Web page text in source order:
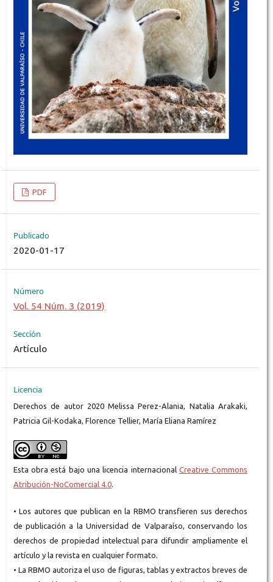
PDF
Publicado
2020-01-17
Número
Vol. 54 Núm. 3 (2019)
Sección
Artículo
Licencia
Derechos de autor 2020 Melissa Perez-Alania, Natalia Arakaki,
Patricia Gil-Kodaka, Florence Tellier, María Eliana Ramírez
Esta obra está bajo una licencia internacional Creative Commons
Atribución-NoComercial 4.0.
• Los autores que publican en la RBMO transfieren sus derechos
de publicación a la Universidad de Valparaíso, conservando los
derechos de propiedad intelectual para difundir ampliamente el
artículo y la revista en cualquier formato.
• La RBMO autoriza el uso de figuras, tablas y extractos breves de